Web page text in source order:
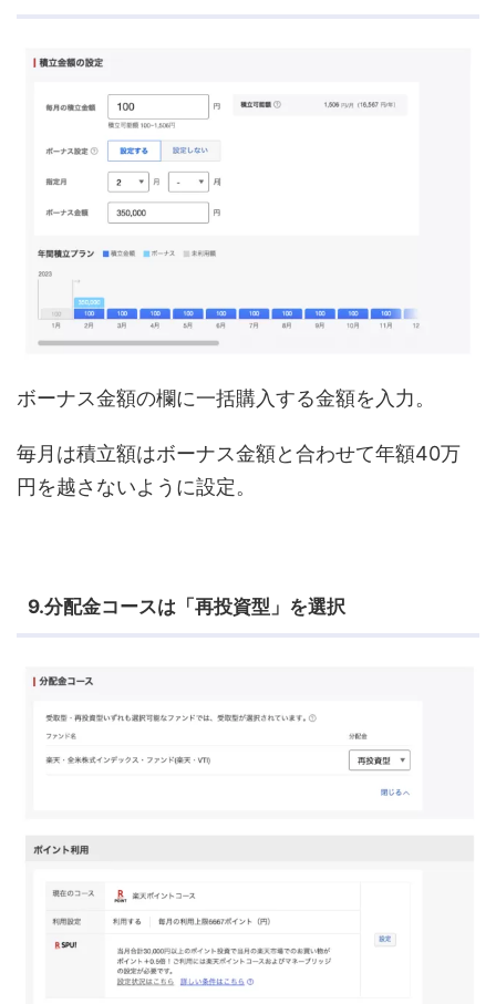
ボーナス金額の欄に一括購入する金額を入力。
毎月は積立額はボーナス金額と合わせて年額40万
円を越さないように設定。
9.分配金コースは「再投資型」を選択